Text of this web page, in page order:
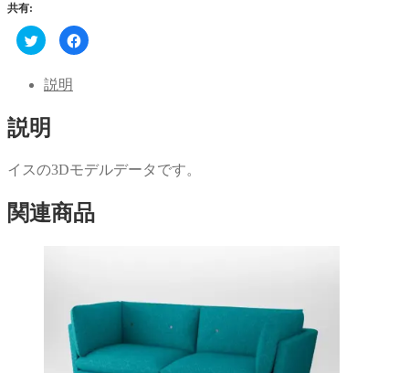
共有:
ク
リ
し
て
で
共
有
い
ウ
ン
ド
ウ
Facebook
で
し
て
だ
さ
い
ド
ウ
ま
す)
説明
説明
イスの3Dモデルデータです。
関連商品